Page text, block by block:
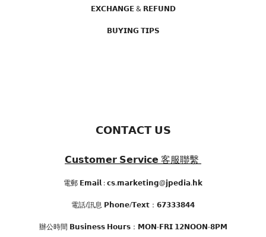
𝗘𝗫𝗖𝗛𝗔𝗡𝗚𝗘 & 𝗥𝗘𝗙𝗨𝗡𝗗
𝗕𝗨𝗬𝗜𝗡𝗚 𝗧𝗜𝗣𝗦
𝗖𝗢𝗡𝗧𝗔𝗖𝗧 𝗨𝗦
𝗖𝘂𝘀𝘁𝗼𝗺𝗲𝗿 𝗦𝗲𝗿𝘃𝗶𝗰𝗲 客服聯繫
電郵 𝗘𝗺𝗮𝗶𝗹 : 𝗰𝘀.𝗺𝗮𝗿𝗸𝗲𝘁𝗶𝗻𝗴@𝗷𝗽𝗲𝗱𝗶𝗮.𝗵𝗸
電話/訊息 𝗣𝗵𝗼𝗻𝗲/𝗧𝗲𝘅𝘁：𝟲𝟳𝟯𝟯𝟯𝟴𝟰𝟰
辦公時間 𝗕𝘂𝘀𝗶𝗻𝗲𝘀𝘀 𝗛𝗼𝘂𝗿𝘀：𝗠𝗢𝗡-𝗙𝗥𝗜 𝟭𝟮𝗡𝗢𝗢𝗡-𝟴𝗣𝗠